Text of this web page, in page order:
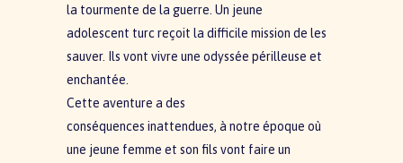
la tourmente de la guerre. Un jeune
adolescent turc reçoit la difficile mission de les
sauver. Ils vont vivre une odyssée périlleuse et
enchantée.
Cette aventure a des
conséquences inattendues, à notre époque où
une jeune femme et son fils vont faire un